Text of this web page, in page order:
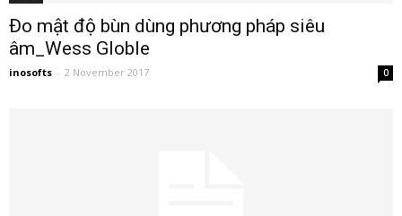
Đo mật độ bùn dùng phương pháp siêu
âm_Wess Globle
inosofts - 2 November 2017 0